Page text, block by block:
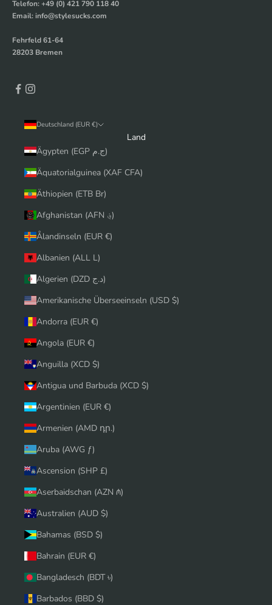
Telefon: +49 (0) 421 790 118 40
Email: info@stylesucks.com
Fehrfeld 61-64
28203 Bremen
Deutschland (EUR €)
Land
Ägypten (EGP ج.م)
Äquatorialguinea (XAF CFA)
Äthiopien (ETB Br)
Afghanistan (AFN ؋)
Ålandinseln (EUR €)
Albanien (ALL L)
Algerien (DZD د.ج)
Amerikanische Überseeinseln (USD $)
Andorra (EUR €)
Angola (EUR €)
Anguilla (XCD $)
Antigua und Barbuda (XCD $)
Argentinien (EUR €)
Armenien (AMD դր.)
Aruba (AWG ƒ)
Ascension (SHP £)
Aserbaidschan (AZN ₼)
Australien (AUD $)
Bahamas (BSD $)
Bahrain (EUR €)
Bangladesch (BDT ৳)
Barbados (BBD $)